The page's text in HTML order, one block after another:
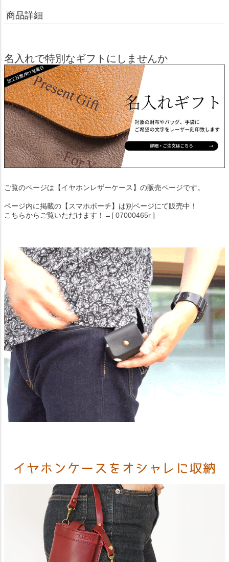
商品詳細
名入れで特別なギフトにしませんか
ご覧のページは【イヤホンレザーケース】の販売ページです。
ページ内に掲載の【スマホポーチ】は別ページにて販売中！
こちらからご覧いただけます！→[ 07000465r ]